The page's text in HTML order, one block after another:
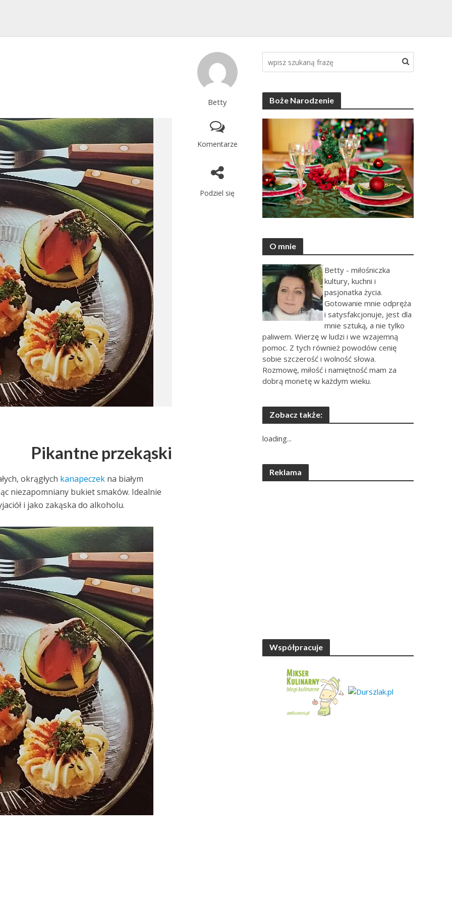
Betty
Komentarze
Podziel się
Pikantne przekąski
okrągłych kanapeczekna białym
niezapomniany bukiet smaków. Idealnie
i jako zakąska do alkoholu.
Boże Narodzenie
O mnie
Betty - miłośniczka
kultury, kuchni i
pasjonatka życia.
Gotowanie mnie odpręża
i satysfakcjonuje, jest dla
mnie sztuką, a nie tylko
paliwem. Wierzę w ludzi i we wzajemną
pomoc. Z tych również powodów cenię
sobie szczerość i wolność słowa.
Rozmowę, miłość i namiętność mam za
dobrą monetę w każdym wieku.
Zobacz także:
loading...
Reklama
Współpracuje